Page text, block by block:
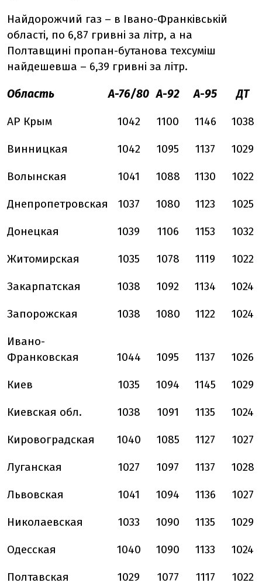
Найдорожчий газ – в Івано-Франківській
області, по 6,87 гривні за літр, а на
Полтавщині пропан-бутанова техсуміш
найдешевша – 6,39 гривні за літр.
Область А-76/80 А-92 А-95 ДТ
АР Крым 1042 1100 1146 1038
Винницкая 1042 1095 1137 1029
Волынская 1041 1088 1130 1022
Днепропетровская 1037 1080 1123 1025
Донецкая 1039 1106 1153 1032
Житомирская 1035 1078 1119 1022
Закарпатская 1038 1092 1134 1024
Запорожская 1038 1080 1122 1024
Ивано-
Франковская
1044 1095 1137 1026
Киев 1035 1094 1145 1029
Киевская обл. 1038 1091 1135 1024
Кировоградская 1040 1085 1127 1027
Луганская 1027 1097 1137 1028
Львовская 1041 1094 1136 1027
Николаевская 1033 1090 1135 1029
Одесская 1040 1090 1133 1024
Полтавская 1029 1077 1117 1022